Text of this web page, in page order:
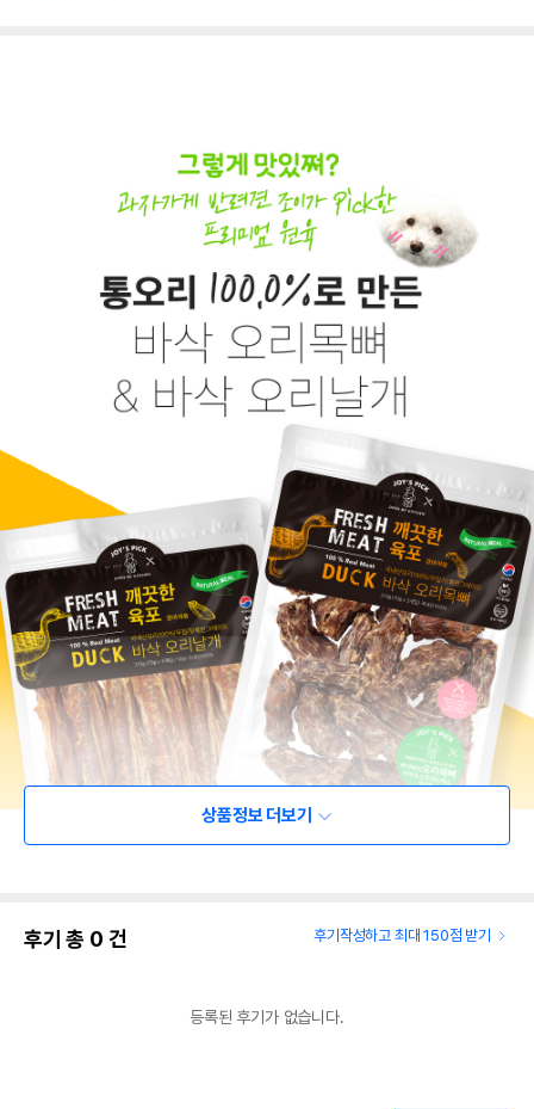
상품정보 더보기
후기 총 0 건 후기작성하고 최대 150점 받기
등록된 후기가 없습니다.